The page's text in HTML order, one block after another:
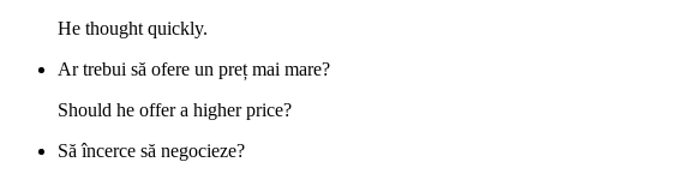
He thought quickly.
Ar trebui să ofere un preț mai mare?
Should he offer a higher price?
Să încerce să negocieze?